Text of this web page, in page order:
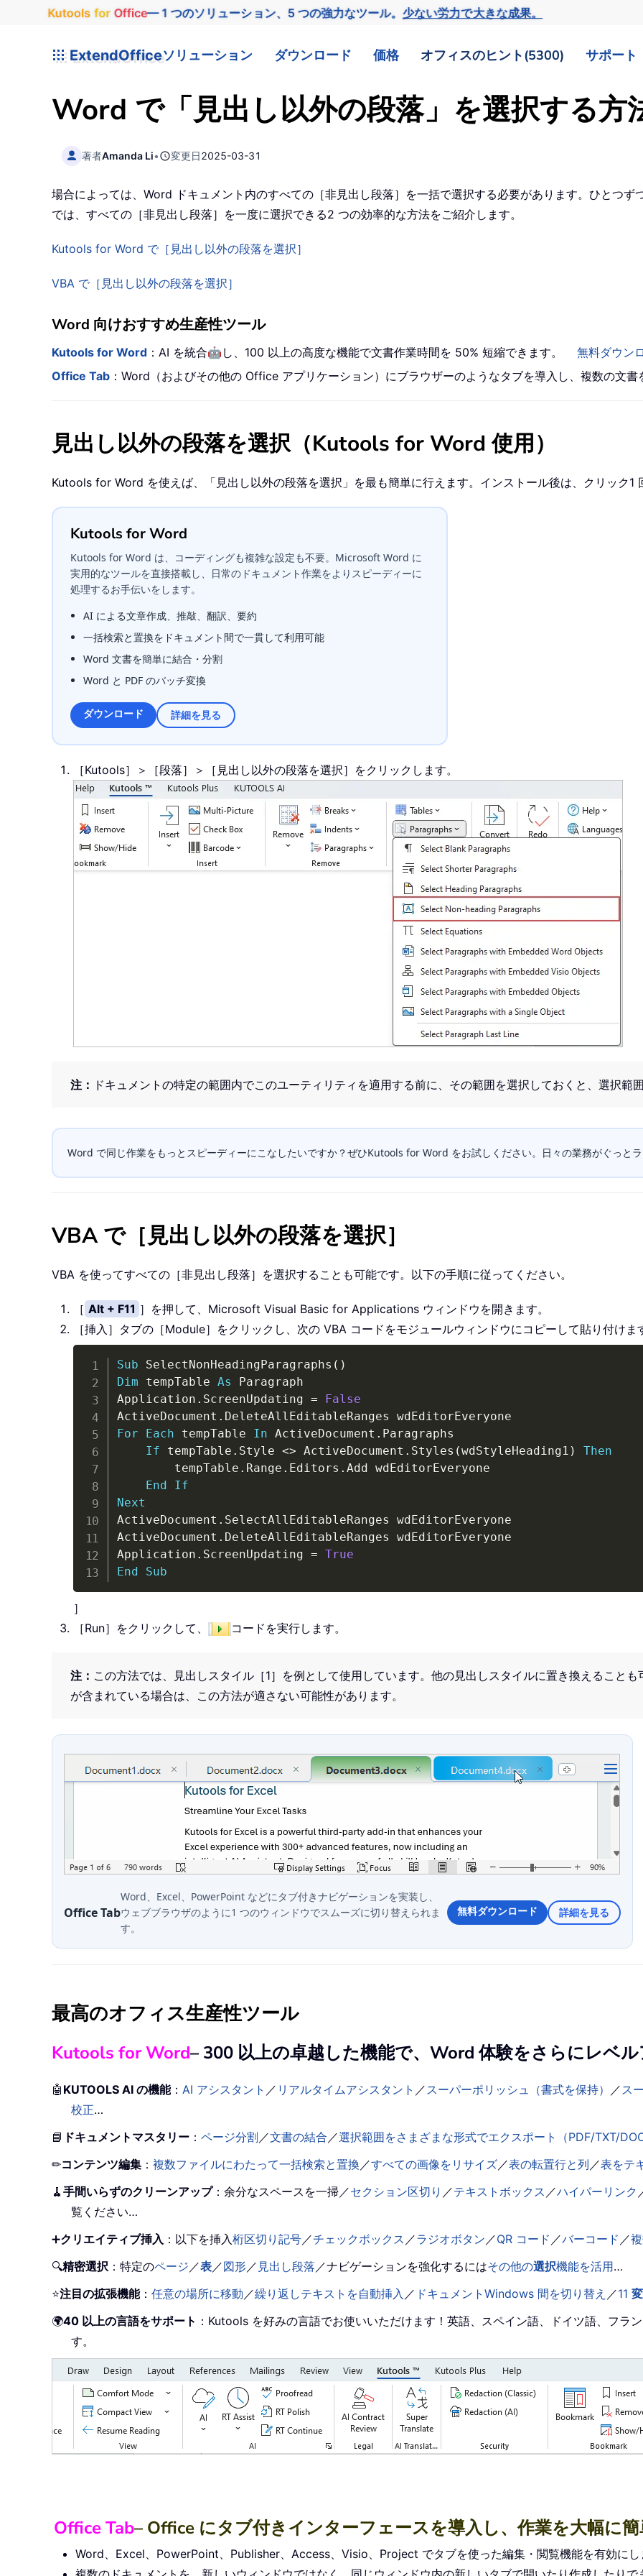
Kutools for Office— 1 つのソリューション、5 つの強力なツール。少ない労力で大きな成果。
ExtendOfficeソリューション ダウンロード 価格 オフィスのヒント(5300) サポート
Word で「見出し以外の段落」を選択する方
著者Amanda Li• 変更日2025-03-31
場合によっては、Word ドキュメント内のすべての［非見出し段落］を一括で選択する必要があります。ひとつ
では、すべての［非見出し段落］を一度に選択できる2 つの効率的な方法をご紹介します。
Kutools for Word で［見出し以外の段落を選択］
VBA で［見出し以外の段落を選択］
Word 向けおすすめ生産性ツール
Kutools for Word ：AI を統合🤖 し、100 以上の高度な機能で文書作業時間を 50% 短縮できます。
無料ダウン
Office Tab ：Word（およびその他の Office アプリケーション）にブラウザーのようなタブを導入し、複数の文書
見出し以外の段落を選択（Kutools for Word 使用）
Kutools for Word を使えば、「見出し以外の段落を選択」を最も簡単に行えます。インストール後は、クリック1
Kutools for Word
Kutools for Word は、コーディングも複雑な設定も不要。Microsoft Word に
実用的なツールを直接搭載し、日常のドキュメント作業をよりスピーディーに
処理するお手伝いをします。
AI による文章作成、推敲、翻訳、要約
一括検索と置換をドキュメント間で一貫して利用可能
Word 文書を簡単に結合・分割
Word と PDF のバッチ変換
ダウンロード 詳細を見る
［Kutools］＞［段落］＞［見出し以外の段落を選択］をクリックします。
注： ドキュメントの特定の範囲内でこのユーティリティを適用する前に、その範囲を選択しておくと、選択範
Word で同じ作業をもっとスピーディーにこなしたいですか？ぜひKutools for Word をお試しください。日々の業務がぐっとラ
VBA で［見出し以外の段落を選択］
VBA を使ってすべての［非見出し段落］を選択することも可能です。以下の手順に従ってください。
［ Alt + F11 ］を押して、Microsoft Visual Basic for Applications ウィンドウを開きます。
［挿入］タブの［Module］をクリックし、次の VBA コードをモジュールウィンドウにコピーして貼り付けま
Sub SelectNonHeadingParagraphs ( )
Dim tempTable As Paragraph
Application . ScreenUpdating =
False
ActiveDocument .
For
Each tempTable In ActiveDocument . Paragraphs
If tempTable . Style <> ActiveDocument . Styles (wdStyleHeading1 )
Then
        tempTable
. Range . Editors . Add wdEditorEveryone
End
If
Next
ActiveDocument . SelectAllEditableRanges wdEditorEveryone
ActiveDocument . DeleteAllEditableRanges wdEditorEveryone
Application . ScreenUpdating = True
End
Sub
］
［Run］をクリックして、
コードを実行します。
注： この方法では、見出しスタイル［1］を例として使用しています。他の見出しスタイルに置き換えること
が含まれている場合は、この方法が適さない可能性があります。
Office Tab
Word、Excel、PowerPoint などにタブ付きナビゲーションを実装し、
ウェブブラウザのように1 つのウィンドウでスムーズに切り替えられま
す。
無料ダウンロード 詳細を見る
最高のオフィス生産性ツール
Kutools for Word– 300 以上の卓越した機能で、Word 体験をさらにレベル
🤖 KUTOOLS AI の機能： AI アシスタント ／ リアルタイムアシスタント ／スーパーポリッシュ（書式を保持） ／ス
校正…
📘 ドキュメントマスタリー ： ページ分割 ／文書の結合 ／選択範囲をさまざまな形式でエクスポート（PDF/TXT/
✏コンテンツ編集 ： 複数ファイルにわたって一括検索と置換 ／すべての画像をリサイズ／表の転置行と列 ／表をテ
🧹 手間いらずのクリーンアップ：余分なスペースを一掃／セクション区切り ／テキストボックス ／ハイパーリンク
覧ください…
➕クリエイティブ挿入 ：以下を挿入桁区切り記号／チェックボックス ／ラジオボタン ／QR コード ／バーコード ／
🔍精密選択 ：特定のページ ／表／図形／ 見出し段落 ／ナビゲーションを強化するにはその他の選択機能を活用…
⭐注目の拡張機能： 任意の場所に移動 ／繰り返しテキストを自動挿入 ／ ドキュメントWindows 間を切り替え ／11
🌍40 以上の言語をサポート ：Kutools を好みの言語でお使いいただけます！英語、スペイン語、ドイツ語、フラ
す。
Office Tab– Office にタブ付きインターフェースを導入し、作業を大幅に簡
Word、Excel、PowerPoint、Publisher、Access、Visio、Project でタブを使った編集・閲覧機能を有効にし